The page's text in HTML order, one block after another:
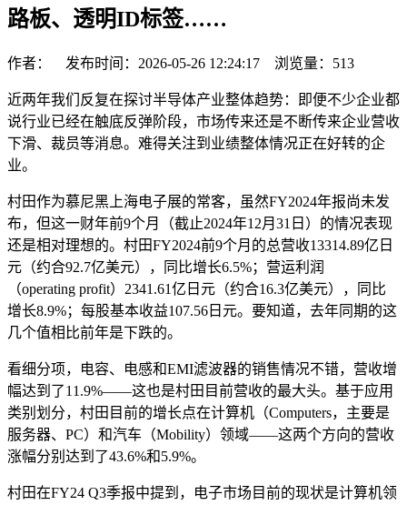
路板、透明ID标签……
作者： 发布时间：2026-05-26 12:24:17 浏览量： 513
近两年我们反复在探讨半导体产业整体趋势：即便不少企业都
说行业已经在触底反弹阶段，市场传来还是不断传来企业营收
下滑、裁员等消息。难得关注到业绩整体情况正在好转的企
业。
村田作为慕尼黑上海电子展的常客，虽然FY2024年报尚未发
布，但这一财年前9个月（截止2024年12月31日）的情况表现
还是相对理想的。村田FY2024前9个月的总营收13314.89亿日
元（约合92.7亿美元），同比增长6.5%；营运利润
（operating profit）2341.61亿日元（约合16.3亿美元），同比
增长8.9%；每股基本收益107.56日元。要知道，去年同期的这
几个值相比前年是下跌的。
看细分项，电容、电感和EMI滤波器的销售情况不错，营收增
幅达到了11.9%——这也是村田目前营收的最大头。基于应用
类别划分，村田目前的增长点在计算机（Computers，主要是
服务器、PC）和汽车（Mobility）领域——这两个方向的营收
涨幅分别达到了43.6%和5.9%。
村田在FY24 Q3季报中提到，电子市场目前的现状是计算机领